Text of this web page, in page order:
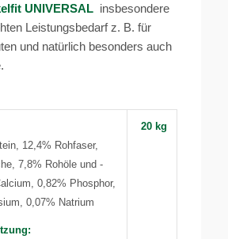
UNIVERSALinsbesondere
Leistungsbedarf z. B. für
und natürlich besonders auch
12,4% Rohfaser,
7,8% Rohöle und -
0,82% Phosphor,
0,07% Natrium
20 kg